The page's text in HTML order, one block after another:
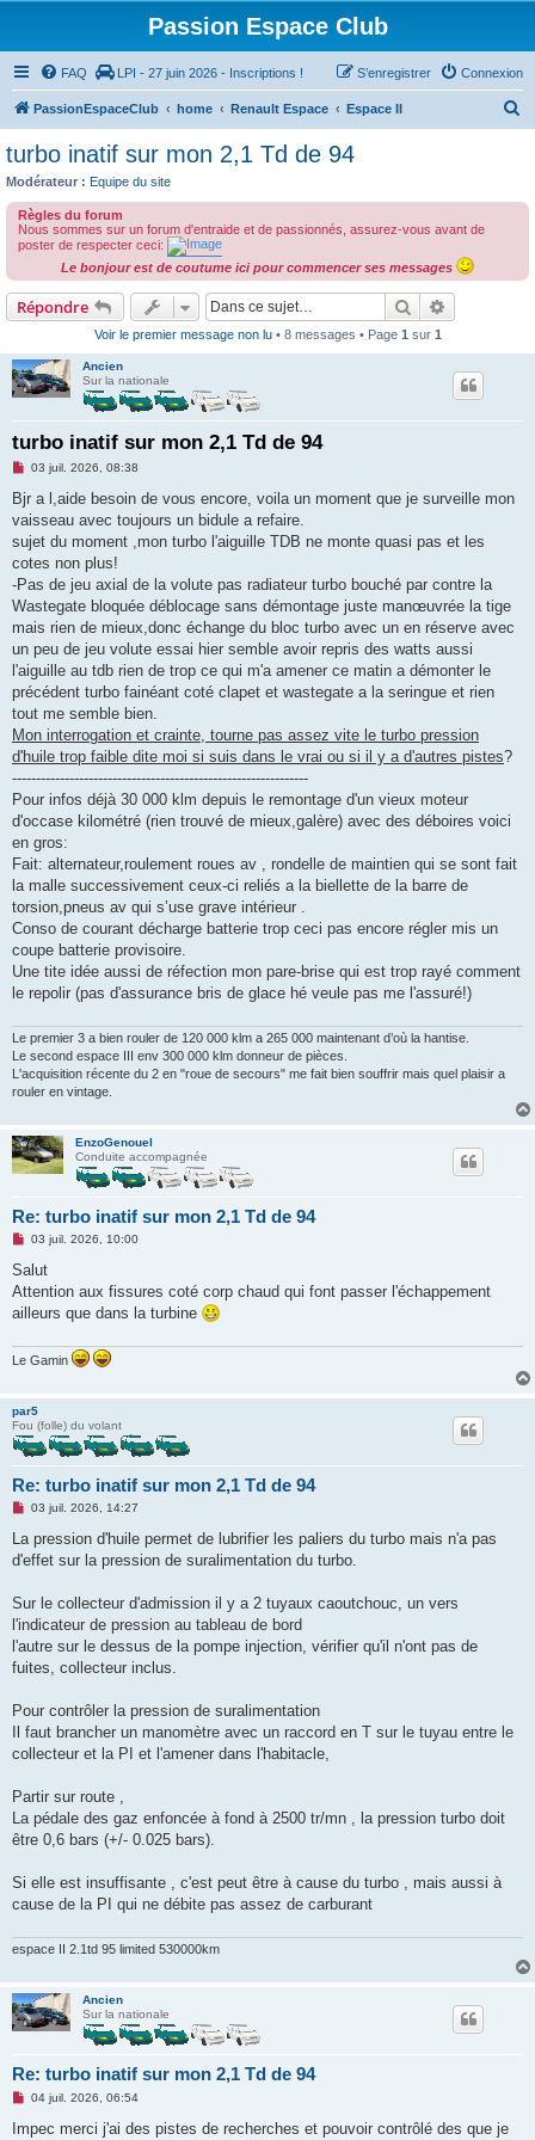
Passion Espace Club
FAQ LPI - 27 juin 2026 - Inscriptions ! Connexion
S’enregistrer
PassionEspaceClub home Renault Espace Espace II
c
turbo inatif sur mon 2,1 Td de 94
Modérateur : Equipe du site
Règles du forum
Nous sommes sur un forum d'entraide et de passionnés, assurez-vous avant de
poster de respecter ceci:
Le bonjour est de coutume ici pour commencer ses messages
Répondre Rechercher
Voir le premier message non lu• 8 messages • Page 1 sur 1
Ancien
Sur la nationale
turbo inatif sur mon 2,1 Td de 94
M
s
a
g
e
n
o
l
u
03 juil. 2026, 08:38
Bjr a l,aide besoin de vous encore, voila un moment que je surveille mon
vaisseau avec toujours un bidule a refaire.
sujet du moment ,mon turbo l'aiguille TDB ne monte quasi pas et les
cotes non plus!
-Pas de jeu axial de la volute pas radiateur turbo bouché par contre la
Wastegate bloquée déblocage sans démontage juste manœuvrée la tige
mais rien de mieux,donc échange du bloc turbo avec un en réserve avec
un peu de jeu volute essai hier semble avoir repris des watts aussi
l'aiguille au tdb rien de trop ce qui m'a amener ce matin a démonter le
précédent turbo fainéant coté clapet et wastegate a la seringue et rien
tout me semble bien.
Mon interrogation et crainte, tourne pas assez vite le turbo pression
d'huile trop faible dite moi si suis dans le vrai ou si il y a d'autres pistes?
--------------------------------------------------------------
Pour infos déjà 30 000 klm depuis le remontage d'un vieux moteur
d'occase kilométré (rien trouvé de mieux,galère) avec des déboires voici
en gros:
Fait: alternateur,roulement roues av , rondelle de maintien qui se sont fait
la malle successivement ceux-ci reliés a la biellette de la barre de
torsion,pneus av qui s’use grave intérieur .
Conso de courant décharge batterie trop ceci pas encore régler mis un
coupe batterie provisoire.
Une tite idée aussi de réfection mon pare-brise qui est trop rayé comment
le repolir (pas d'assurance bris de glace hé veule pas me l'assuré!)
Le premier 3 a bien rouler de 120 000 klm a 265 000 maintenant d’où la hantise.
Le second espace III env 300 000 klm donneur de pièces.
L'acquisition récente du 2 en "roue de secours" me fait bien souffrir mais quel plaisir a
rouler en vintage.
EnzoGenouel
Conduite accompagnée
Re: turbo inatif sur mon 2,1 Td de 94
M
s
a
g
o
n
u
03 juil. 2026, 10:00
Salut
Attention aux fissures coté corp chaud qui font passer l'échappement
ailleurs que dans la turbine
Le Gamin
par5
Fou (folle) du volant
Re: turbo inatif sur mon 2,1 Td de 94
M
s
a
n
o
l
u
03 juil. 2026, 14:27
La pression d'huile permet de lubrifier les paliers du turbo mais n'a pas
d'effet sur la pression de suralimentation du turbo.
Sur le collecteur d'admission il y a 2 tuyaux caoutchouc, un vers
l'indicateur de pression au tableau de bord
l'autre sur le dessus de la pompe injection, vérifier qu'il n'ont pas de
fuites, collecteur inclus.
Pour contrôler la pression de suralimentation
Il faut brancher un manomètre avec un raccord en T sur le tuyau entre le
collecteur et la PI et l'amener dans l'habitacle,
Partir sur route ,
La pédale des gaz enfoncée à fond à 2500 tr/mn , la pression turbo doit
être 0,6 bars (+/- 0.025 bars).
Si elle est insuffisante , c'est peut être à cause du turbo , mais aussi à
cause de la PI qui ne débite pas assez de carburant
espace II 2.1td 95 limited 530000km
Ancien
Sur la nationale
Re: turbo inatif sur mon 2,1 Td de 94
M
s
04 juil. 2026, 06:54
Impec merci j'ai des pistes de recherches et pouvoir contrôlé des que je